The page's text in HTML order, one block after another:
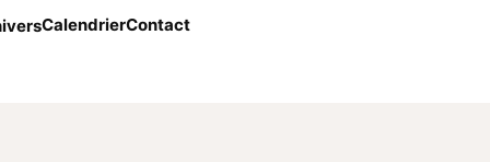
CalendrierContact